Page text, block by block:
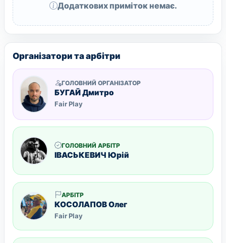
Додаткових приміток немає.
Організатори та арбітри
ГОЛОВНИЙ ОРГАНІЗАТОР
БУГАЙ Дмитро
Fair Play
ГОЛОВНИЙ АРБІТР
ІВАСЬКЕВИЧ Юрій
АРБІТР
КОСОЛАПОВ Олег
Fair Play